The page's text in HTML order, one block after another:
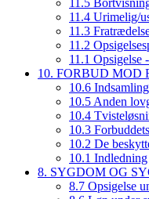
11.5
11.4 Urimelig/
11.3
11.2
11.1 Opsigelse
10. FORBUD MOD
10.6
10.5 Anden
10.4
10.3
10.2 De
10.1 Indledning
8. SYGDOM OG
8.7 Opsigelse